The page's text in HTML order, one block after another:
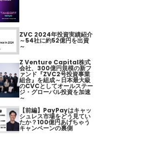
ZVC 2024年投資実績紹介
～54社に約52億円を出資
～
Z Venture Capital株式
会社、300億円規模の新フ
ァンド『ZVC2号投資事業
組合』を組成～日本最大級
のCVCとしてオールステー
ジ・グローバル投資を加速
～
【前編】PayPayはキャッ
シュレス市場をどう見てい
たか？100億円あげちゃう
キャンペーンの裏側